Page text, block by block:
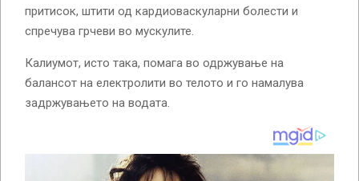
притисок, штити од кардиоваскуларни болести и
спречува грчеви во мускулите.
Калиумот, исто така, помага во одржување на
балансот на електролити во телото и го намалува
задржувањето на водата.